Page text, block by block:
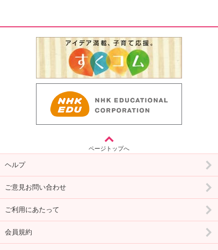
ページトップへ
ヘルプ
ご意見お問い合わせ
ご利用にあたって
会員規約